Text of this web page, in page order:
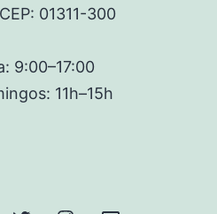
01311-300
9:00–17:00
11h–15h